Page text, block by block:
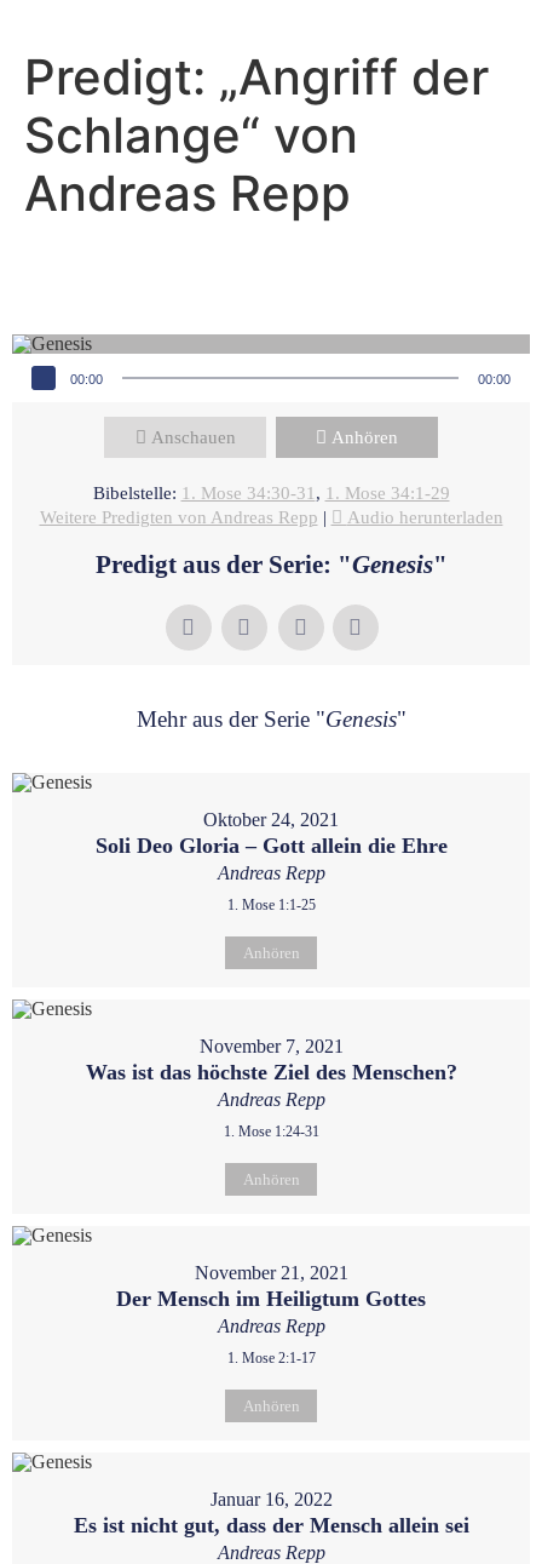
Predigt: „Angriff der
Schlange“ von
Andreas Repp
Audio-Player
00:00 00:00
Anschauen Anhören
Bibelstelle: 1. Mose 34:30-31 , 1. Mose 34:1-29
Weitere Predigten von Andreas Repp | Audio herunterladen
Predigt aus der Serie: "Genesis"
Mehr aus der Serie "Genesis"
Oktober 24, 2021
Soli Deo Gloria – Gott allein die Ehre
Andreas Repp
1. Mose 1:1-25
Anhören
November 7, 2021
Was ist das höchste Ziel des Menschen?
Andreas Repp
1. Mose 1:24-31
Anhören
November 21, 2021
Der Mensch im Heiligtum Gottes
Andreas Repp
1. Mose 2:1-17
Anhören
Januar 16, 2022
Es ist nicht gut, dass der Mensch allein sei
Andreas Repp